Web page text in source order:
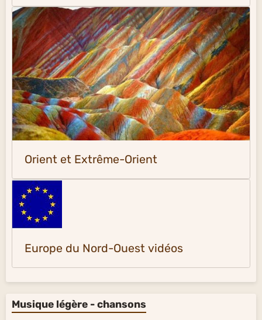
Orient et Extrême-Orient
Europe du Nord-Ouest vidéos
Musique légère - chansons